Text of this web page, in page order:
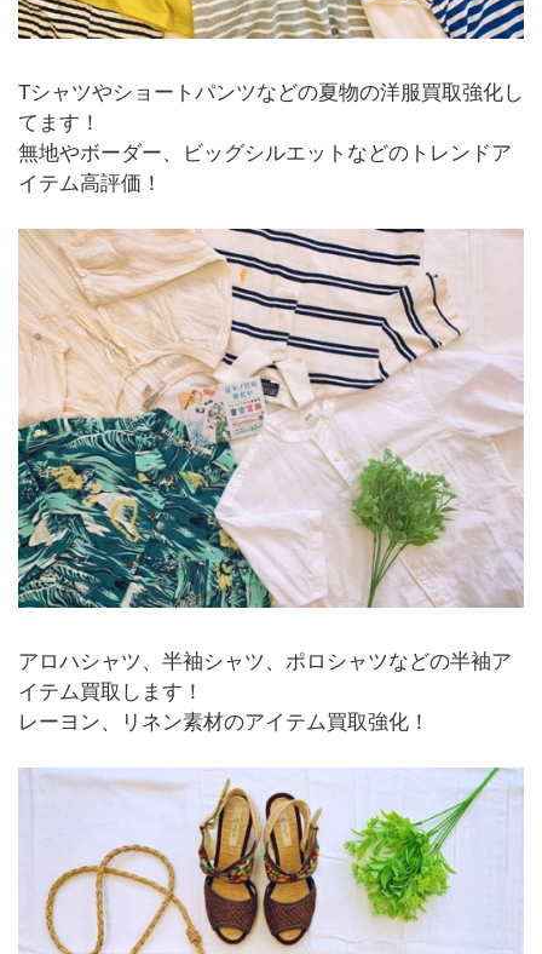
Tシャツやショートパンツなどの夏物の洋服買取強化し
てます！
無地やボーダー、ビッグシルエットなどのトレンドア
イテム高評価！
アロハシャツ、半袖シャツ、ポロシャツなどの半袖ア
イテム買取します！
レーヨン、リネン素材のアイテム買取強化！